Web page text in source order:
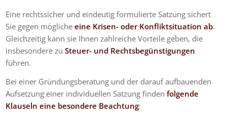
Eine rechtssicher und eindeutig formulierte Satzung sichert
Sie gegen mögliche eine Krisen- oder Konfliktsituation ab.
Gleichzeitig kann sie Ihnen zahlreiche Vorteile geben, die
insbesondere zuSteuer- und Rechtsbegünstigungen
führen.
Bei einer Gründungsberatung und der darauf aufbauenden
Aufsetzung einer individuellen Satzung findenfolgende
Klauseln eine besondere Beachtung: